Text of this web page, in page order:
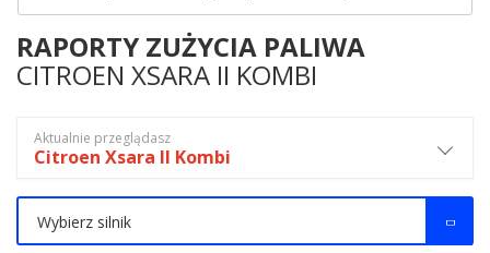
RAPORTY ZUŻYCIA PALIWA
CITROEN XSARA II KOMBI
Aktualnie przeglądasz
Citroen Xsara II Kombi
Wybierz silnik